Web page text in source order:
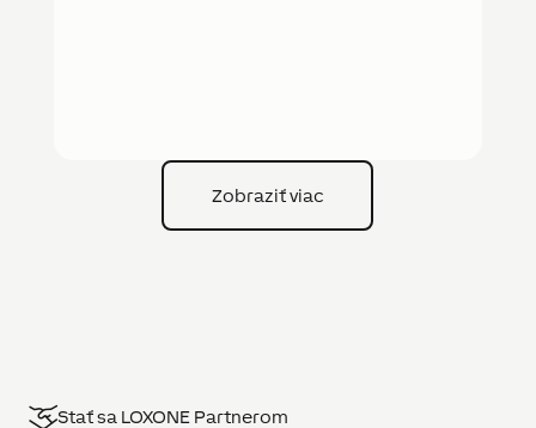
Zobraziť viac
Stať sa LOXONE Partnerom